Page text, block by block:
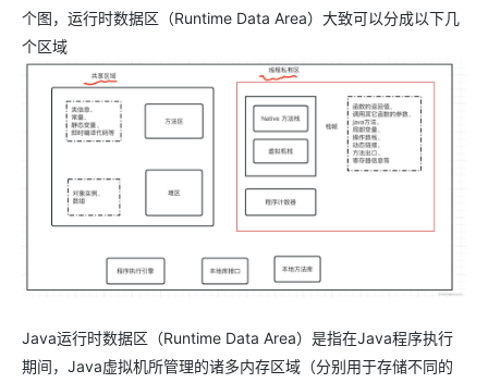
个图，运行时数据区（Runtime Data Area）大致可以分成以下几
个区域
Java运行时数据区（Runtime Data Area）是指在Java程序执行
期间，Java虚拟机所管理的诸多内存区域（分别用于存储不同的